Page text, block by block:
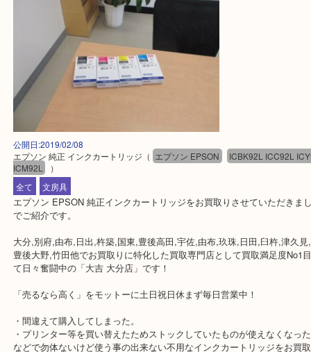
公開日:2019/02/08
エプソン 純正 インクカートリッジ
ICM92L ）
全て
文房具
エプソン EPSON 純正インクカートリッジをお買取りさせていただ
でご紹介です。
大分,別府,由布,日出,杵築,国東,豊後高田,宇佐,由布,玖珠,日田,臼杵,
豊後大野,竹田他でお買取りに特化した買取専門店として買取満足
て日々奮闘中の「大吉 大分店」です！